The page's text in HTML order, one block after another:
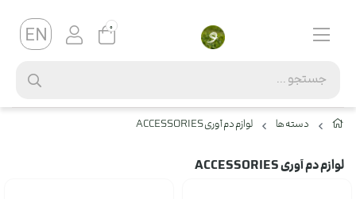
دسته ها لوازم دم آوری ACCESSORIES
لوازم دم آوری ACCESSORIES
0